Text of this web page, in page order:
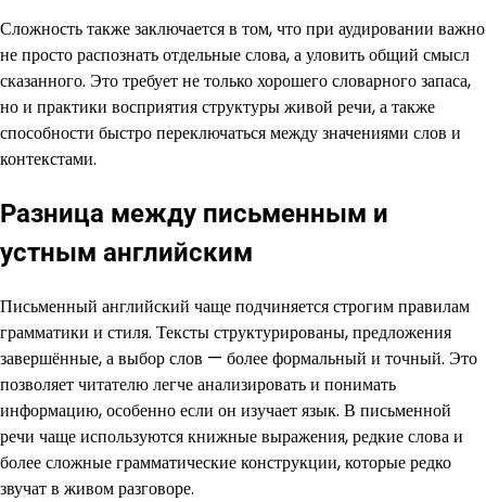
Сложность также заключается в том, что при аудировании важно
не просто распознать отдельные слова, а уловить общий смысл
сказанного. Это требует не только хорошего словарного запаса,
но и практики восприятия структуры живой речи, а также
способности быстро переключаться между значениями слов и
контекстами.
Разница между письменным и
устным английским
Письменный английский чаще подчиняется строгим правилам
грамматики и стиля. Тексты структурированы, предложения
завершённые, а выбор слов — более формальный и точный. Это
позволяет читателю легче анализировать и понимать
информацию, особенно если он изучает язык. В письменной
речи чаще используются книжные выражения, редкие слова и
более сложные грамматические конструкции, которые редко
звучат в живом разговоре.